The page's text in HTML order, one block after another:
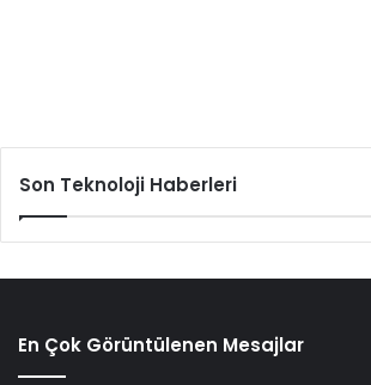
Son Teknoloji Haberleri
En Çok Görüntülenen Mesajlar